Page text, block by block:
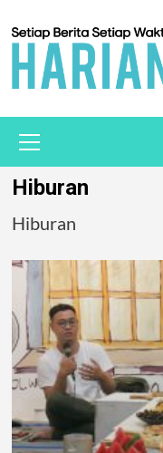
Hiburan
Hiburan